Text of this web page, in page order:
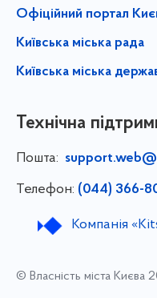
Офіційний портал
Київська міська рада
Київська міська
Технічна
Пошта:
Телефон: (044) 366-
Компанія
© Власність міста Києва